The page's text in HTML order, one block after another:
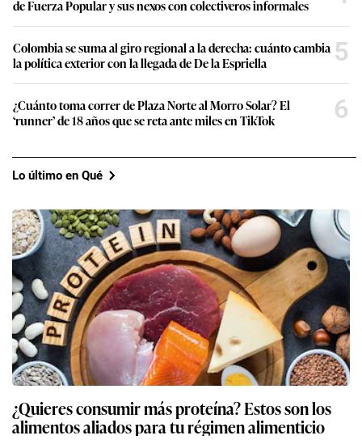
de Fuerza Popular y sus nexos con colectiveros informales
Colombia se suma al giro regional a la derecha: cuánto cambia
la política exterior con la llegada de De la Espriella
5
¿Cuánto toma correr de Plaza Norte al Morro Solar? El
‘runner’ de 18 años que se reta ante miles en TikTok
6
Lo último en Qué
¿Quieres consumir más proteína? Estos son los
alimentos aliados para tu régimen alimenticio